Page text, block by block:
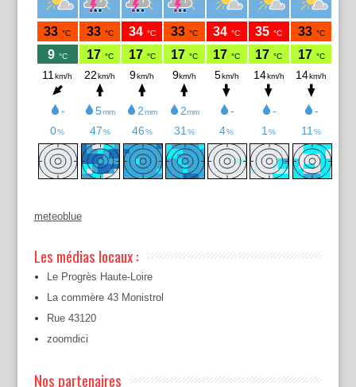
meteoblue
Les médias locaux :
Le Progrès Haute-Loire
La commère 43 Monistrol
Rue 43120
zoomdici
Nos partenaires